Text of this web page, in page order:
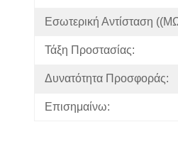
Εσωτερική Αντίσταση
Τάξη Προστασίας:
Δυνατότητα Προσφοράς:
Επισημαίνω: